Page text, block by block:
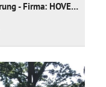
1. Platz - KATEGORIE: Umbau & Sanierung - Firma: HOVENIERSGEBROEDERS bvba